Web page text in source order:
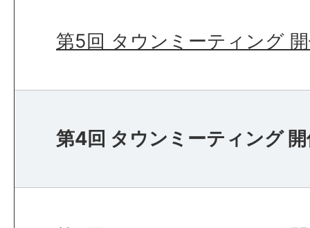
第5回 タウンミーティング
第4回 タウンミーティング